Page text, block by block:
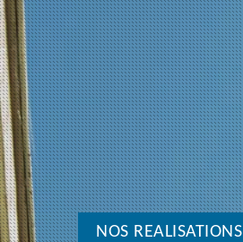
NOS REALISATIONS